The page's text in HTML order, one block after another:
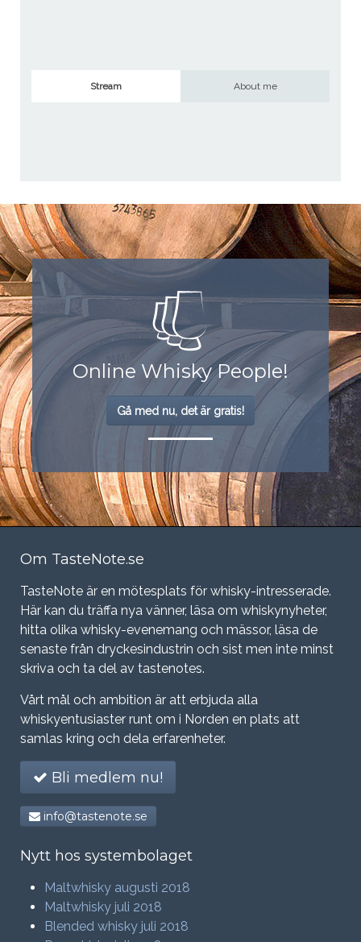
Stream About me
Online Whisky People!
Gå med nu, det är gratis!
Om TasteNote.se
TasteNote är en mötesplats för whisky-intresserade.
Här kan du träffa nya vänner, läsa om whiskynyheter,
hitta olika whisky-evenemang och mässor, läsa de
senaste från dryckesindustrin och sist men inte minst
skriva och ta del av tastenotes.
Vårt mål och ambition är att erbjuda alla
whiskyentusiaster runt om i Norden en plats att
samlas kring och dela erfarenheter.
Bli medlem nu!
info@tastenote.se
Nytt hos systembolaget
Maltwhisky augusti 2018
Maltwhisky juli 2018
Blended whisky juli 2018